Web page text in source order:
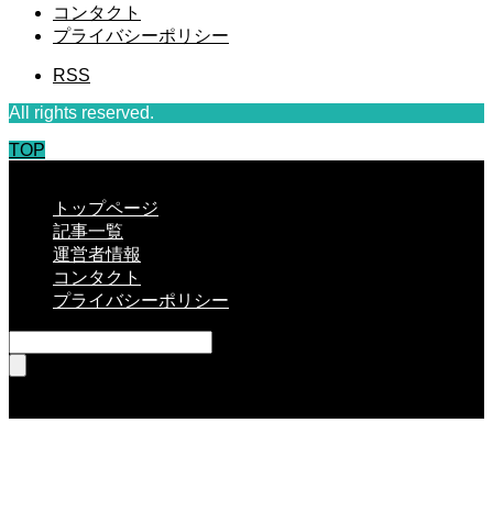
コンタクト
プライバシーポリシー
RSS
All rights reserved.
TOP
トップページ
記事一覧
運営者情報
コンタクト
プライバシーポリシー